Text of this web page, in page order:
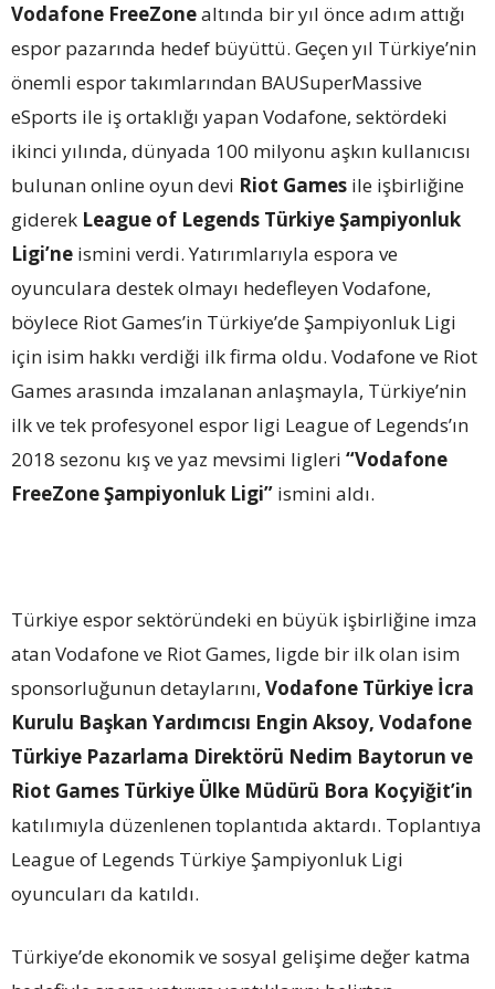
Vodafone FreeZonealtında bir yıl önce adım attığı
espor pazarında hedef büyüttü. Geçen yıl Türkiye’nin
önemli espor takımlarından BAUSuperMassive
eSports ile iş ortaklığı yapan Vodafone, sektördeki
ikinci yılında, dünyada 100 milyonu aşkın kullanıcısı
bulunan online oyun devi Riot Games ile işbirliğine
giderek League of Legends Türkiye Şampiyonluk
Ligi’ne ismini verdi. Yatırımlarıyla espora ve
oyunculara destek olmayı hedefleyen Vodafone,
böylece Riot Games’in Türkiye’de Şampiyonluk Ligi
için isim hakkı verdiği ilk firma oldu. Vodafone ve Riot
Games arasında imzalanan anlaşmayla, Türkiye’nin
ilk ve tek profesyonel espor ligi League of Legends’ın
2018 sezonu kış ve yaz mevsimi ligleri “Vodafone
FreeZone Şampiyonluk Ligi” ismini aldı.
Türkiye espor sektöründeki en büyük işbirliğine imza
atan Vodafone ve Riot Games, ligde bir ilk olan isim
sponsorluğunun detaylarını, Vodafone Türkiye İcra
Kurulu Başkan Yardımcısı Engin Aksoy, Vodafone
Türkiye Pazarlama Direktörü Nedim Baytorun ve
Riot Games Türkiye Ülke Müdürü Bora Koçyiğit’in
katılımıyla düzenlenen toplantıda aktardı. Toplantıya
League of Legends Türkiye Şampiyonluk Ligi
oyuncuları da katıldı.
Türkiye’de ekonomik ve sosyal gelişime değer katma